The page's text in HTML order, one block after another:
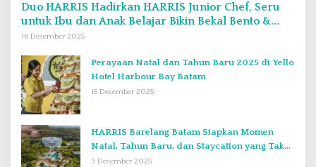
Duo HARRIS Hadirkan HARRIS Junior Chef, Seru
untuk Ibu dan Anak Belajar Bikin Bekal Bento &
Kimbab
16 Desember 2025
Perayaan Natal dan Tahun Baru 2025 di Yello
Hotel Harbour Bay Batam
15 Desember 2025
HARRIS Barelang Batam Siapkan Momen
Natal, Tahun Baru, dan Staycation yang Tak
Terlupakan di Desember 2025
3 Desember 2025